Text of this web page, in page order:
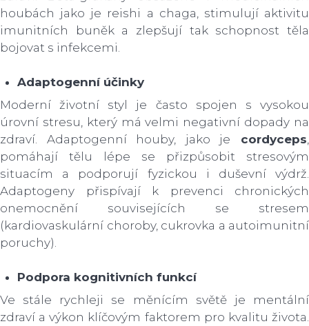
houbách jako je reishi a chaga, stimulují aktivitu
imunitních buněk a zlepšují tak schopnost těla
bojovat s infekcemi.
Adaptogenní účinky
Moderní životní styl je často spojen s vysokou
úrovní stresu, který má velmi negativní dopady na
zdraví. Adaptogenní houby, jako je cordyceps
pomáhají tělu lépe se přizpůsobit stresovým
situacím a podporují fyzickou i duševní výdrž.
Adaptogeny přispívají k prevenci chronických
onemocnění souvisejících se stresem
(kardiovaskulární choroby, cukrovka a autoimunitní
poruchy).
Podpora kognitivních funkcí
Ve stále rychleji se měnícím světě je mentální
zdraví a výkon klíčovým faktorem pro kvalitu života.